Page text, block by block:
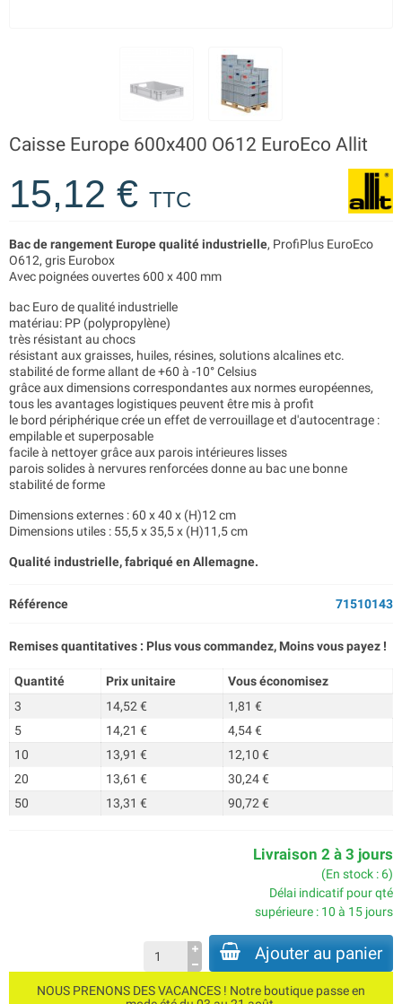
Caisse Europe 600x400 O612 EuroEco Allit
15,12 € TTC
Bac de rangement Europe qualité industrielle, ProfiPlus EuroEco
O612, gris Eurobox
Avec poignées ouvertes 600 x 400 mm
bac Euro de qualité industrielle
matériau: PP (polypropylène)
très résistant au chocs
résistant aux graisses, huiles, résines, solutions alcalines etc.
stabilité de forme allant de +60 à -10° Celsius
grâce aux dimensions correspondantes aux normes européennes,
tous les avantages logistiques peuvent être mis à profit
le bord périphérique crée un effet de verrouillage et d'autocentrage :
empilable et superposable
facile à nettoyer grâce aux parois intérieures lisses
parois solides à nervures renforcées donne au bac une bonne
stabilité de forme
Dimensions externes : 60 x 40 x (H)12 cm
Dimensions utiles : 55,5 x 35,5 x (H)11,5 cm
Qualité industrielle, fabriqué en Allemagne.
Référence 71510143
Remises quantitatives : Plus vous commandez, Moins vous payez !
Quantité Prix unitaire
Vous économisez
3
14,52 €
1,81 €
5
14,21 €
4,54 €
10
13,91 €
12,10 €
20
13,61 €
30,24 €
50
13,31 € 90,72 €
Livraison 2 à 3 jours
(En stock : 6)
Délai indicatif pour qté
supérieure : 10 à 15 jours
Ajouter au panier
NOUS PRENONS DES VACANCES ! Notre boutique passe en